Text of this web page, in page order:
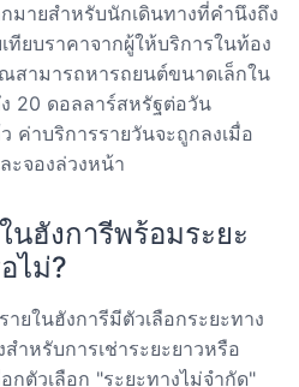
มายสำหรับนักเดินทางที่คำนึงถึง
ทียบราคาจากผู้ให้บริการในท้อง
ามารถหารถยนต์ขนาดเล็กใน
20 ดอลลาร์สหรัฐต่อวัน
ค่าบริการรายวันจะถูกลงเมื่อ
ะจองล่วงหน้า
นฮังการีพร้อมระยะ
ไม่?
ยในฮังการีมีตัวเลือกระยะทาง
ำหรับการเช่าระยะยาวหรือ
กตัวเลือก "ระยะทางไม่จำกัด"